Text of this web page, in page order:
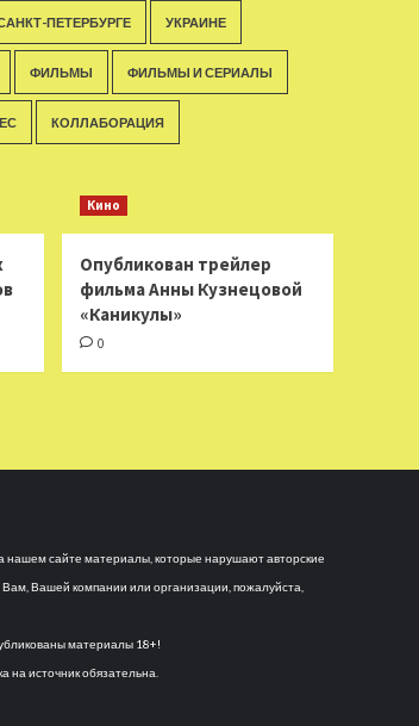
ПЕТЕРБУРГЕ УКРАИНЕ
ФИЛЬМЫ ФИЛЬМЫ И СЕРИАЛЫ
КОЛЛАБОРАЦИЯ
Кино
Опубликован трейлер
фильма Анны Кузнецовой
«Каникулы»
0
нашем сайте материалы, которые нарушают авторские
Вашей компании или организации, пожалуйста,
материалы 18+!
на источник обязательна.